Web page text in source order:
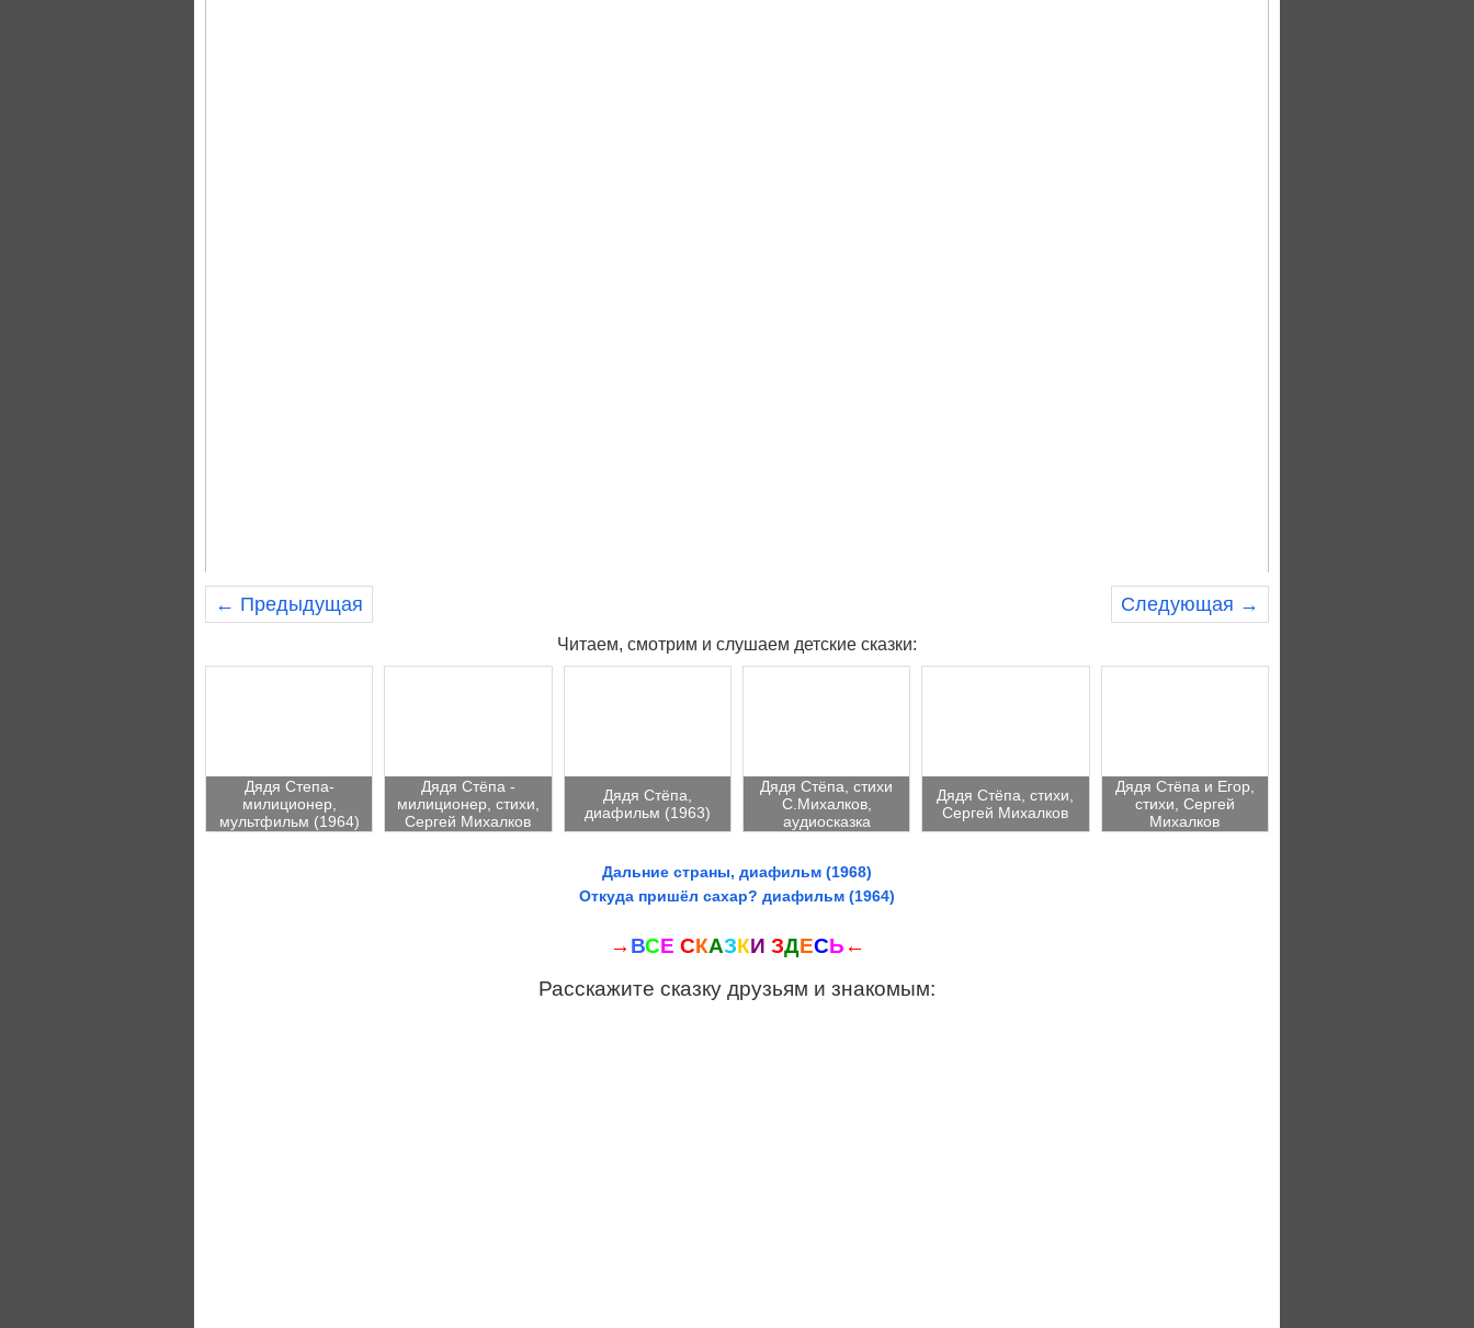
← Предыдущая Следующая →
Читаем, смотрим и слушаем детские сказки:
Дядя Степа-
милиционер,
мультфильм (1964)
Дядя Стёпа -
милиционер, стихи,
Сергей Михалков
Дядя Стёпа,
диафильм (1963)
Дядя Стёпа, стихи
С.Михалков,
аудиосказка
Дядя Стёпа, стихи,
Сергей Михалков
Дядя Стёпа и Егор,
стихи, Сергей
Михалков
Дальние страны, диафильм (1968)
Откуда пришёл сахар? диафильм (1964)
→ ВСЕ СКАЗКИ ЗДЕСЬ ←
Расскажите сказку друзьям и знакомым: